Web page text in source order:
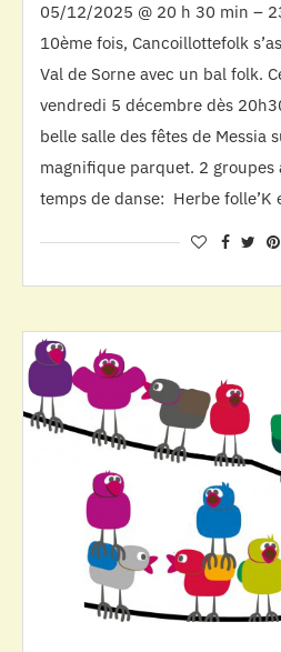
05/12/2025 @ 20 h 30 min –
10ème fois, Cancoillottefolk
Val de Sorne avec un bal folk.
vendredi 5 décembre dès
belle salle des fêtes de Messia
magnifique parquet. 2 groupes
temps de danse: Herbe